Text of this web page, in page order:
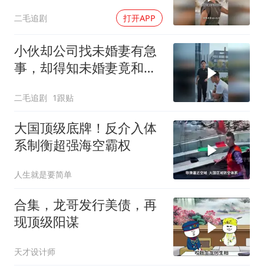
二毛追剧 打开APP
小伙却公司找未婚妻有急
事，却得知未婚妻竟和别
二毛追剧 1跟贴
大国顶级底牌！反介入体
系制衡超强海空霸权
人生就是要简单
合集，龙哥发行美债，再
现顶级阳谋
天才设计师